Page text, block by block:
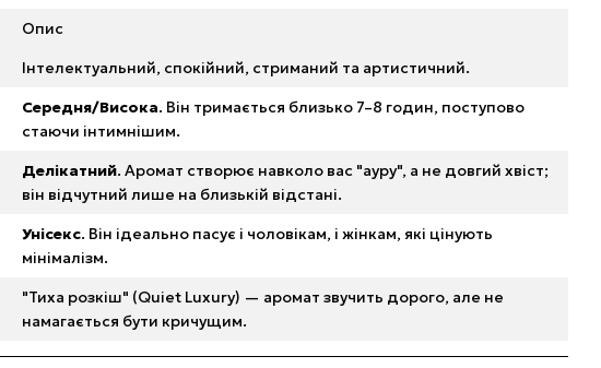
Опис
Інтелектуальний, спокійний, стриманий та артистичний.
Середня/Висока. Він тримається близько 7–8 годин, поступово
стаючи інтимнішим.
Делікатний. Аромат створює навколо вас "ауру", а не довгий хвіст;
він відчутний лише на близькій відстані.
Унісекс. Він ідеально пасує і чоловікам, і жінкам, які цінують
мінімалізм.
"Тиха розкіш" (Quiet Luxury) — аромат звучить дорого, але не
намагається бути кричущим.